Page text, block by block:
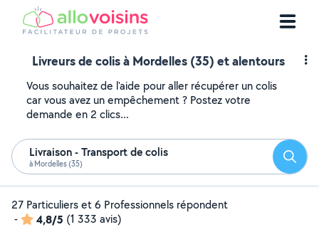
Livreurs de colis à Mordelles (35) et alentours
Vous souhaitez de l'aide pour aller récupérer un colis
car vous avez un empêchement ? Postez votre
demande en 2 clics...
Livraison - Transport de colis
à Mordelles (35)
27 Particuliers et 6 Professionnels répondent
-
4,8/5 (1 333 avis)